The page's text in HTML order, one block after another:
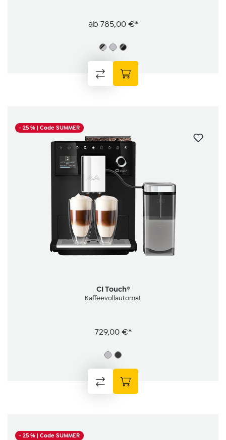
ab 785,00 €*
- 25 %| Code SUMMER
CI Touch®
Kaffeevollautomat
729,00 €*
- 25 %| Code SUMMER